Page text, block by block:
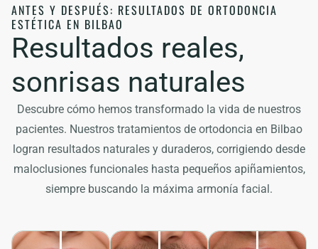
ANTES Y DESPUÉS: RESULTADOS DE ORTODONCIA
ESTÉTICA EN BILBAO
Resultados reales,
sonrisas naturales
Descubre cómo hemos transformado la vida de nuestros
pacientes. Nuestros tratamientos de ortodoncia en Bilbao
logran resultados naturales y duraderos, corrigiendo desde
maloclusiones funcionales hasta pequeños apiñamientos,
siempre buscando la máxima armonía facial.